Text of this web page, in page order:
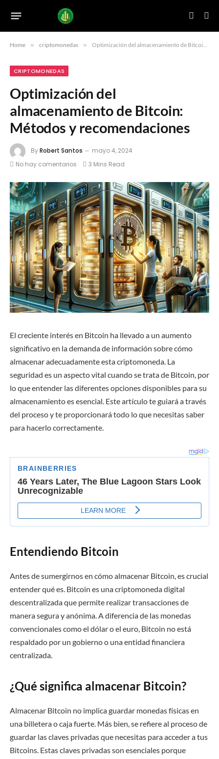
Home » criptomonedas » Optimización del almacenamiento de Bitcoin: Métodos y recomendaciones
CRIPTOMONEDAS
Optimización del
almacenamiento de Bitcoin:
Métodos y recomendaciones
ByRobert Santos
mayo 4, 2024
No hay comentarios
3 Mins Read
El creciente interés en Bitcoin ha llevado a un aumento
significativo en la demanda de información sobre cómo
almacenar adecuadamente esta criptomoneda. La
seguridad es un aspecto vital cuando se trata de Bitcoin, por
lo que entender las diferentes opciones disponibles para su
almacenamiento es esencial. Este artículo te guiará a través
del proceso y te proporcionará todo lo que necesitas saber
para hacerlo correctamente.
Entendiendo Bitcoin
Antes de sumergirnos en cómo almacenar Bitcoin, es crucial
entender qué es. Bitcoin es una criptomoneda digital
descentralizada que permite realizar transacciones de
manera segura y anónima. A diferencia de las monedas
convencionales como el dólar o el euro, Bitcoin no está
respaldado por un gobierno o una entidad financiera
centralizada.
¿Qué significa almacenar Bitcoin?
Almacenar Bitcoin no implica guardar monedas físicas en
una billetera o caja fuerte. Más bien, se refiere al proceso de
guardar las claves privadas que necesitas para acceder a tus
Bitcoins. Estas claves privadas son esenciales porque